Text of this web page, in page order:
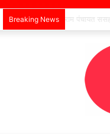
Breaking News ग्राम पंचायत